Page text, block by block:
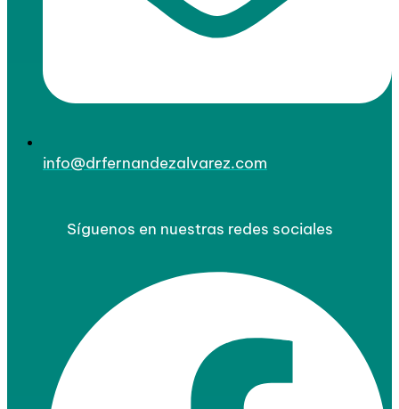
info@drfernandezalvarez.com
Síguenos en nuestras redes sociales